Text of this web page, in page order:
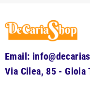
Email:
Via Cilea, 85 - Gioia